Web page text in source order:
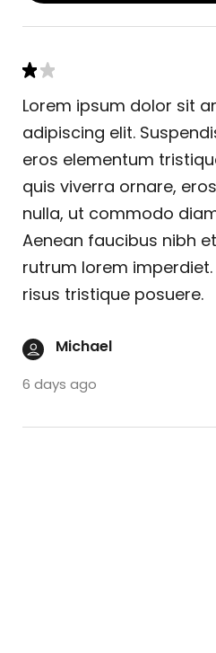
Lorem ipsum dolor sit
adipiscing elit.
eros elementum
quis viverra ornare,
nulla, ut commodo
Aenean faucibus nibh
rutrum lorem
risus tristique posuere.
Michael
6 days ago